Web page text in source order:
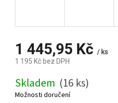
1 445,95 Kč / ks
1 195 Kč bez DPH
cena:
Skladem (16 ks)
Možnosti doručení